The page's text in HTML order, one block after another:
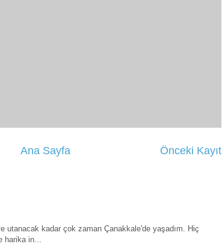
Önceki Kayıt
Ana Sayfa
utanacak kadar çok zaman Çanakkale'de yaşadım. Hiç
harika in...